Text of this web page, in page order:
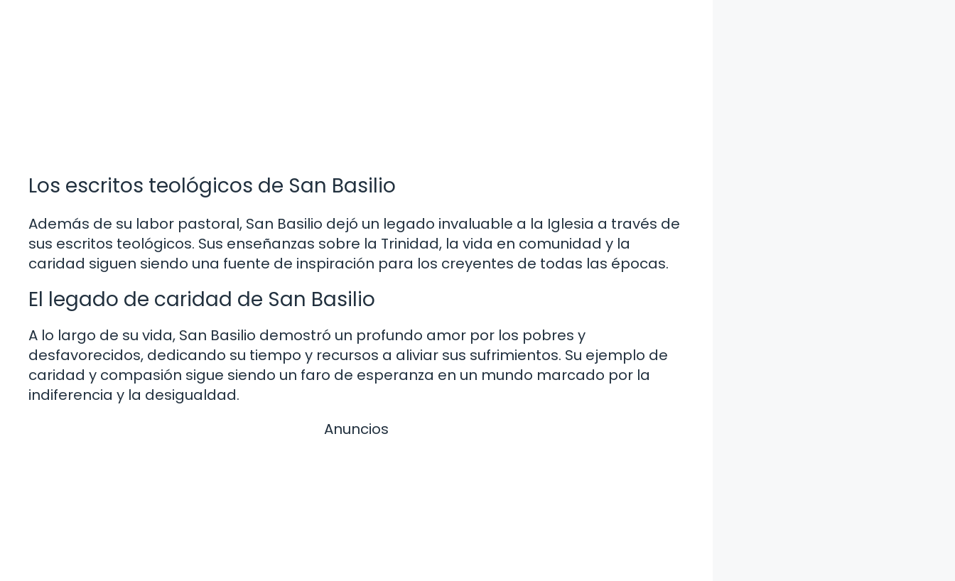
Los escritos teológicos de San Basilio
Además de su labor pastoral, San Basilio dejó un legado invaluable a la Iglesia a través de
sus escritos teológicos. Sus enseñanzas sobre la Trinidad, la vida en comunidad y la
caridad siguen siendo una fuente de inspiración para los creyentes de todas las épocas.
El legado de caridad de San Basilio
A lo largo de su vida, San Basilio demostró un profundo amor por los pobres y
desfavorecidos, dedicando su tiempo y recursos a aliviar sus sufrimientos. Su ejemplo de
caridad y compasión sigue siendo un faro de esperanza en un mundo marcado por la
indiferencia y la desigualdad.
Anuncios